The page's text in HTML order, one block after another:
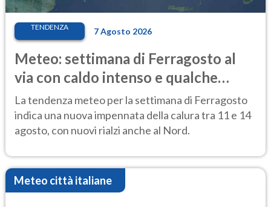
TENDENZA 7 Agosto 2026
Meteo: settimana di Ferragosto al
via con caldo intenso e qualche
temporale
La tendenza meteo per la settimana di Ferragosto
indica una nuova impennata della calura tra 11 e 14
agosto, con nuovi rialzi anche al Nord.
Meteo città italiane